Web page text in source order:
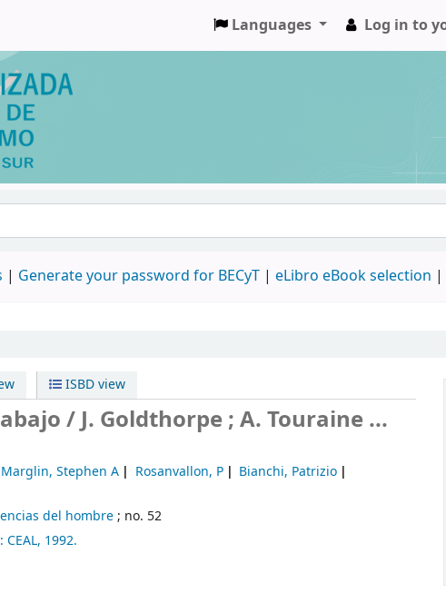
Languages Log in to
| Generate your password for BECyT | eLibro eBook selection |
ISBD view
/J. Goldthorpe ; A. Touraine ...
Marglin, Stephen A Rosanvallon, P Bianchi, Patrizio
del hombre; no. 52
CEAL, 1992.